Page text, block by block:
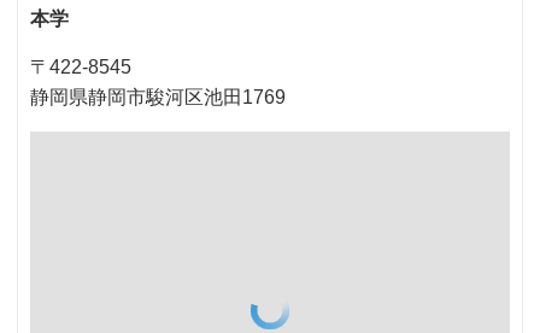
本学
〒422-8545
静岡県静岡市駿河区池田1769